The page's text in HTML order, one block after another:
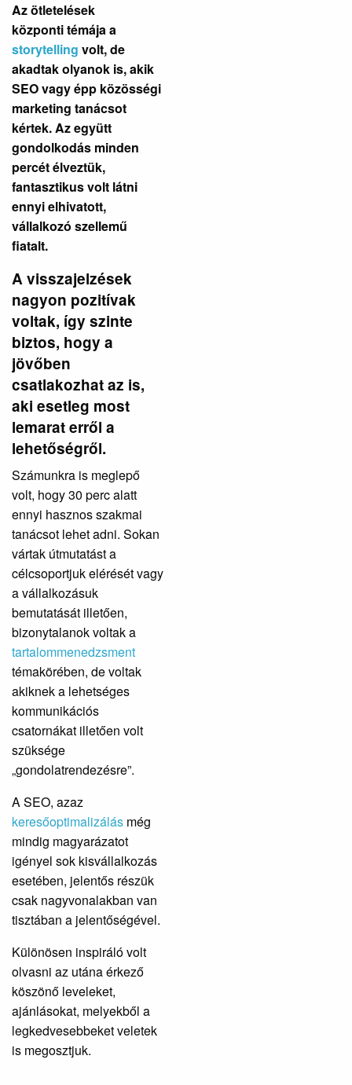
Az ötletelések
központi témája a
storytelling volt, de
akadtak olyanok is, akik
SEO vagy épp közösségi
marketing tanácsot
kértek. Az együtt
gondolkodás minden
percét élveztük,
fantasztikus volt látni
ennyi elhivatott,
vállalkozó szellemű
fiatalt.
A visszajelzések
nagyon pozitívak
voltak, így szinte
biztos, hogy a
jövőben
csatlakozhat az is,
aki esetleg most
lemarat erről a
lehetőségről.
Számunkra is meglepő
volt, hogy 30 perc alatt
ennyi hasznos szakmai
tanácsot lehet adni. Sokan
vártak útmutatást a
célcsoportjuk elérését vagy
a vállalkozásuk
bemutatását illetően,
bizonytalanok voltak a
tartalommenedzsment
témakörében, de voltak
akiknek a lehetséges
kommunikációs
csatornákat illetően volt
szüksége
„gondolatrendezésre”.
A SEO, azaz
keresőoptimalizálás még
mindig magyarázatot
igényel sok kisvállalkozás
esetében, jelentős részük
csak nagyvonalakban van
tisztában a jelentőségével.
Különösen inspiráló volt
olvasni az utána érkező
köszönő leveleket,
ajánlásokat, melyekből a
legkedvesebbeket veletek
is megosztjuk.